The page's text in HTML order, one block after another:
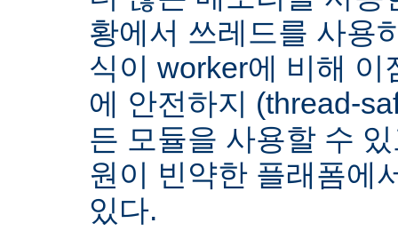
황에서 쓰레드를 사용
식이 worker에 비해 이
에 안전하지 (thread-
든 모듈을 사용할 수
원이 빈약한 플래폼에
있다.